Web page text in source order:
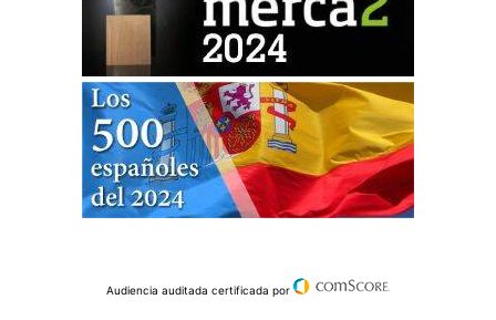
Audiencia auditada certificada por